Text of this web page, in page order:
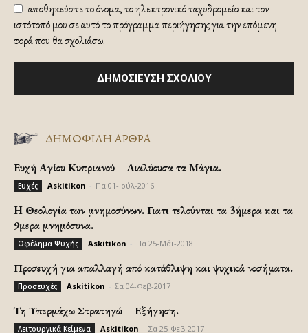
αποθηκεύστε το όνομα, το ηλεκτρονικό ταχυδρομείο και τον
ιστότοπό μου σε αυτό το πρόγραμμα περιήγησης για την επόμενη
φορά που θα σχολιάσω.
ΔΗΜΟΦΙΛΗ ΑΡΘΡΑ
Ευχή Αγίου Κυπριανού – Διαλύουσα τα Μάγια.
Ευχές Askitikon Πα 01-Ιούλ-2016
H Θεολογία των μνημοσύνων. Γιατι τελούνται τα 3ήμερα και τα
9μερα μνημόσυνα.
Ωφέλημα Ψυχής Askitikon Πα 25-Μάι-2018
Προσευχή για απαλλαγή από κατάθλιψη και ψυχικά νοσήματα.
Προσευχές Askitikon Σα 04-Φεβ-2017
Τη Υπερμάχω Στρατηγώ – Εξήγηση.
Λειτουργικά Κείμενα Askitikon Σα 25-Φεβ-2017